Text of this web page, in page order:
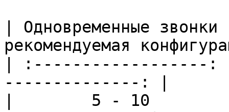
| Одновременные
рекомендуемая
| :------------------
--------------: |
|        5 - 10        |